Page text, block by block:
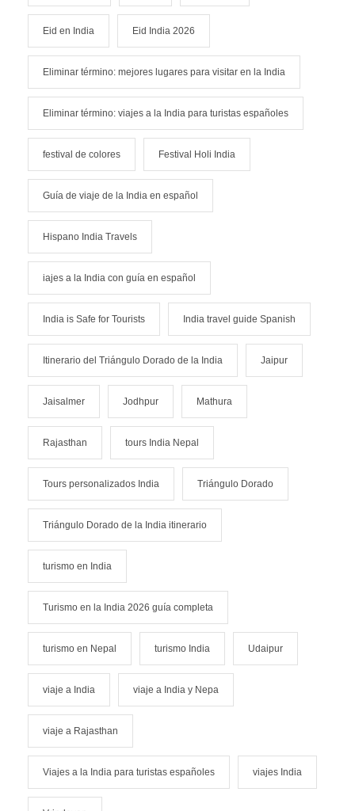
Eid en India Eid India 2026
Eliminar término: mejores lugares para visitar en la India
Eliminar término: viajes a la India para turistas españoles
festival de colores Festival Holi India
Guía de viaje de la India en español
Hispano India Travels
iajes a la India con guía en español
India is Safe for Tourists India travel guide Spanish
Itinerario del Triángulo Dorado de la India Jaipur
Jaisalmer Jodhpur Mathura
Rajasthan tours India Nepal
Tours personalizados India Triángulo Dorado
Triángulo Dorado de la India itinerario
turismo en India
Turismo en la India 2026 guía completa
turismo en Nepal turismo India Udaipur
viaje a India viaje a India y Nepa
viaje a Rajasthan
Viajes a la India para turistas españoles viajes India